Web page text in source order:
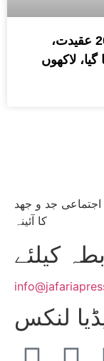
پاکستان بھر میں اربعین حسینی 2026 عقیدت،
لاکھوں
جد و جهد
کا آئینہ
لنکس